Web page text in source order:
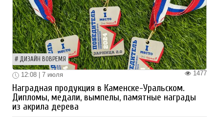
ДИЗАЙН ВОВРЕМЯ
1477
12:08 | 7 июля
Наградная продукция в Каменске-Уральском.
Дипломы, медали, вымпелы, памятные награды
из акрила дерева